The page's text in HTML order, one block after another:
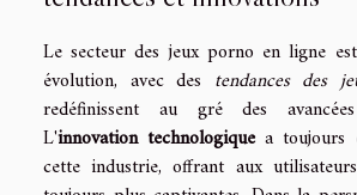
Le secteur des jeux porno en ligne
évolution, avec des tendances des
redéfinissent au gré des avancées
L'innovation technologiquea toujours
cette industrie, offrant aux